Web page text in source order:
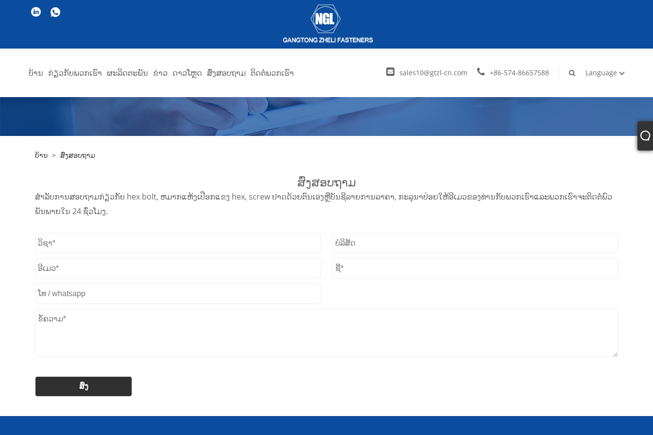
ບ້ານ ກ່ຽວ​ກັບ​ພວກ​ເຮົາ ຜະລິດຕະພັນ ຂ່າວ ດາວໂຫຼດ ສົ່ງສອບຖາມ ຕິດຕໍ່ພວກເຮົາ sales10@gtzl-cn.com +86-574-86657588 Language
ບ້ານ > ສົ່ງສອບຖາມ
ສົ່ງສອບຖາມ
ສໍາ​ລັບ​ການ​ສອບ​ຖາມ​ກ່ຽວ​ກັບ hex bolt​, ຫມາກ​ແຫ້ງ​ເປືອກ​ແຂງ hex​, screw ປາດ​ດ້ວຍ​ຕົນ​ເອງ​ຫຼື​ບັນ​ຊີ​ລາຍ​ການ​ລາ​ຄາ​, ກະ​ລຸ​ນາ​ປ່ອຍ​ໃຫ້​ອີ​ເມວ​ຂອງ​ທ່ານ​ກັບ​ພວກ​ເຮົາ​ແລະ​ພວກ​ເຮົາ​ຈະ​ຕິດ​ຕໍ່​ພົວ​
ພັນ​ພາຍ​ໃນ 24 ຊົ່ວ​ໂມງ​.